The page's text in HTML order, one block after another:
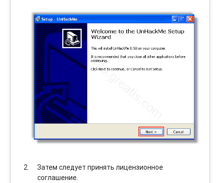
Затем следует принять лицензионное
соглашение.